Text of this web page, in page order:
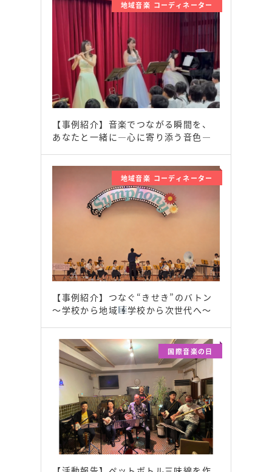
地域音楽 コーディネーター
【事例紹介】音楽でつながる瞬間を、
あなたと一緒に―心に寄り添う音色―
地域音楽 コーディネーター
【事例紹介】つなぐ“きせき”のバトン
～学校から地域
学校から次世代へ～
国際音楽の日